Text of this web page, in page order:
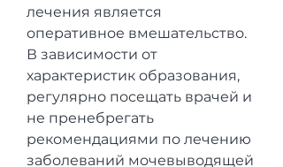
лечения является
оперативное вмешательство.
В зависимости от
характеристик образования,
регулярно посещать врачей и
не пренебрегать
рекомендациями по лечению
заболеваний мочевыводящей